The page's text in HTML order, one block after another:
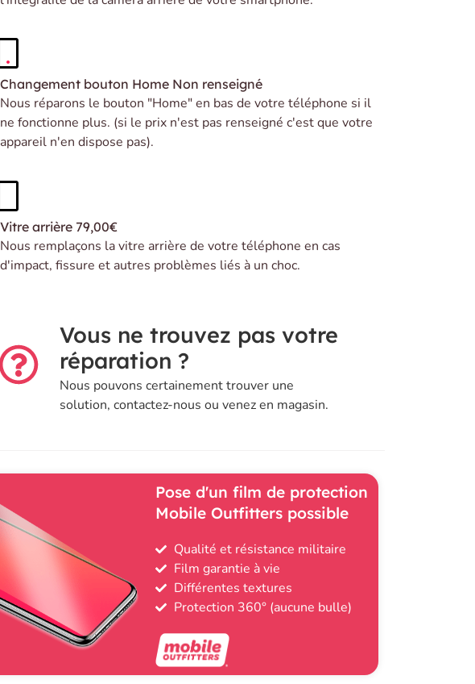
Changement bouton Home Non renseigné
Nous réparons le bouton "Home" en bas de votre téléphone si il
ne fonctionne plus. (si le prix n'est pas renseigné c'est que votre
appareil n'en dispose pas).
Vitre arrière 79,00€
Nous remplaçons la vitre arrière de votre téléphone en cas
d'impact, fissure et autres problèmes liés à un choc.
Vous ne trouvez pas votre
réparation ?
Nous pouvons certainement trouver une
solution, contactez-nous ou venez en magasin.
Pose d'un film de protection
Mobile Outfitters possible
Qualité et résistance militaire
Film garantie à vie
Différentes textures
Protection 360° (aucune bulle)